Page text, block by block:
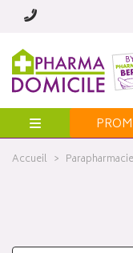
Menu
Accueil Parapharmacie